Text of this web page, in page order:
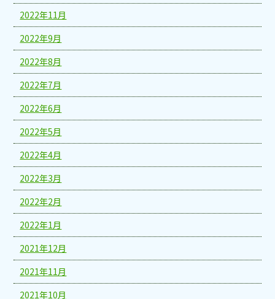
2022年11月
2022年9月
2022年8月
2022年7月
2022年6月
2022年5月
2022年4月
2022年3月
2022年2月
2022年1月
2021年12月
2021年11月
2021年10月